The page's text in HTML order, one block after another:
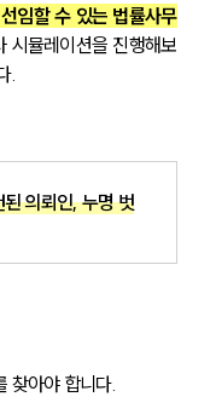
임할 수 있는 법률사무
시뮬레이션을 진행해보
.
의뢰인, 누명 벗
찾아야 합니다.